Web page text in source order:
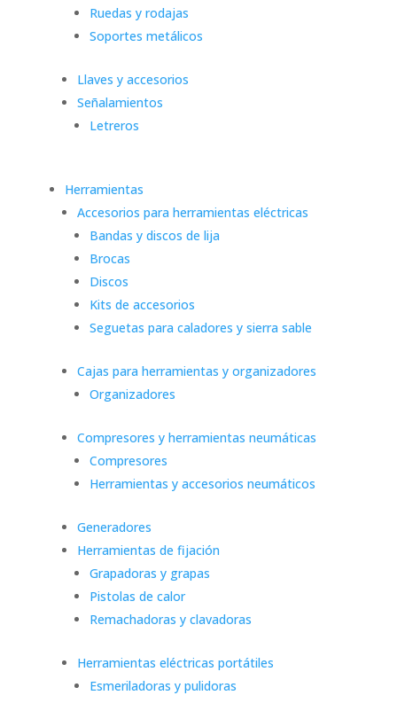
Ruedas y rodajas
Soportes metálicos
Llaves y accesorios
Señalamientos
Letreros
Herramientas
Accesorios para herramientas eléctricas
Bandas y discos de lija
Brocas
Discos
Kits de accesorios
Seguetas para caladores y sierra sable
Cajas para herramientas y organizadores
Organizadores
Compresores y herramientas neumáticas
Compresores
Herramientas y accesorios neumáticos
Generadores
Herramientas de fijación
Grapadoras y grapas
Pistolas de calor
Remachadoras y clavadoras
Herramientas eléctricas portátiles
Esmeriladoras y pulidoras